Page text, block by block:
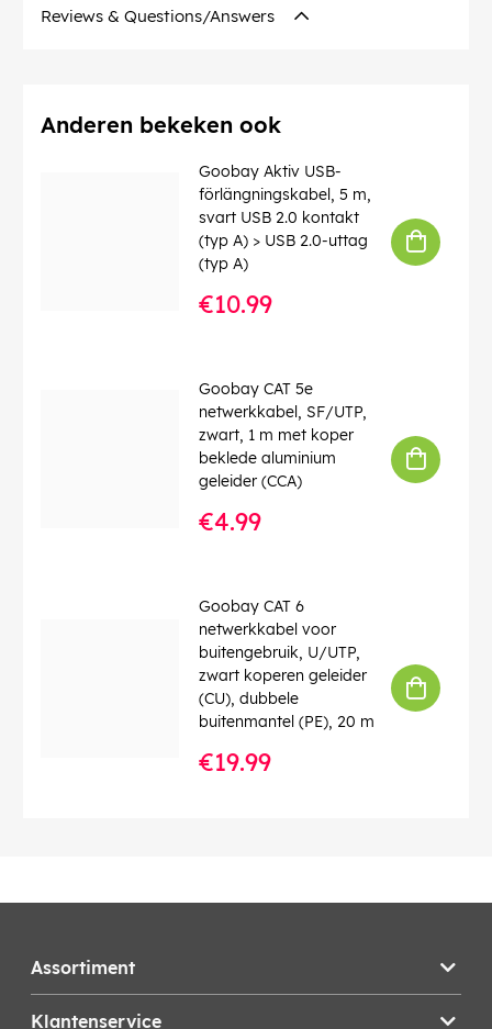
Diameter kabelmantel (ca.): 5.5 mm
Identificaties: WEEE, CE
Bedrijfstemperatuur vanaf: 0 °C
: 100 MHz
: dubbelzijdig
: Ronde kabel
Kabelmantel, materiaal: PVC
Reviews & Questions/Answers
Anderen bekeken ook
Goobay Aktiv USB-
förlängningskabel, 5 m,
svart USB 2.0 kontakt
(typ A) > USB 2.0-uttag
(typ A)
€10.99
Goobay CAT 5e
netwerkkabel, SF/UTP,
zwart, 1 m met koper
beklede aluminium
geleider (CCA)
€4.99
Goobay CAT 6
netwerkkabel voor
buitengebruik, U/UTP,
zwart koperen geleider
(CU), dubbele
buitenmantel (PE), 20 m
€19.99
Assortiment
Klantenservice